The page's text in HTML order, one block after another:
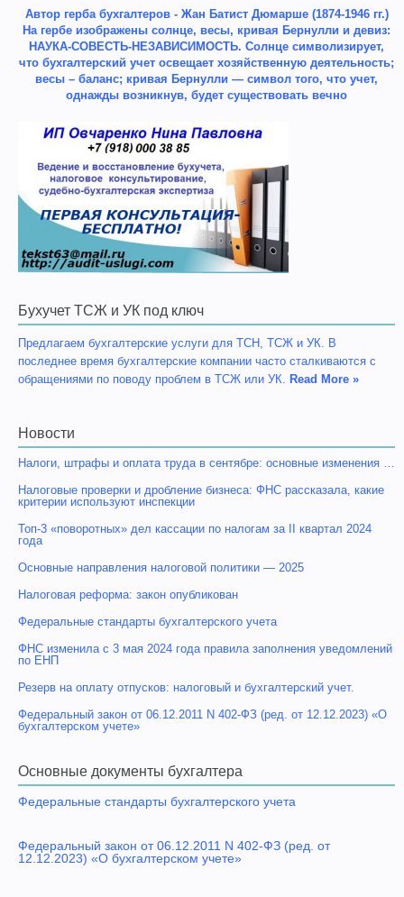
Автор герба бухгалтеров - Жан Батист Дюмарше (1874-1946 гг.)
На гербе изображены солнце, весы, кривая Бернулли и девиз:
НАУКА-СОВЕСТЬ-НЕЗАВИСИМОСТЬ. Солнце символизирует,
что бухгалтерский учет освещает хозяйственную деятельность;
весы – баланс; кривая Бернулли — символ того, что учет,
однажды возникнув, будет существовать вечно
Бухучет ТСЖ и УК под ключ
Предлагаем бухгалтерские услуги для ТСН, ТСЖ и УК. В
последнее время бухгалтерские компании часто сталкиваются с
обращениями по поводу проблем в ТСЖ или УК. Read More »
Новости
Налоги, штрафы и оплата труда в сентябре: основные изменения …
Налоговые проверки и дробление бизнеса: ФНС рассказала, какие
критерии используют инспекции
Топ-3 «поворотных» дел кассации по налогам за II квартал 2024
года
Основные направления налоговой политики — 2025
Налоговая реформа: закон опубликован
Федеральные стандарты бухгалтерского учета
ФНС изменила с 3 мая 2024 года правила заполнения уведомлений
по ЕНП
Резерв на оплату отпусков: налоговый и бухгалтерский учет.
Федеральный закон от 06.12.2011 N 402-ФЗ (ред. от 12.12.2023) «О
бухгалтерском учете»
Основные документы бухгалтера
Федеральные стандарты бухгалтерского учета
Федеральный закон от 06.12.2011 N 402-ФЗ (ред. от
12.12.2023) «О бухгалтерском учете»